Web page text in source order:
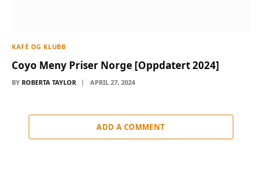
KAFÉ OG KLUBB
Coyo Meny Priser Norge [Oppdatert 2024]
BY ROBERTA TAYLOR APRIL 27, 2024
ADD A COMMENT